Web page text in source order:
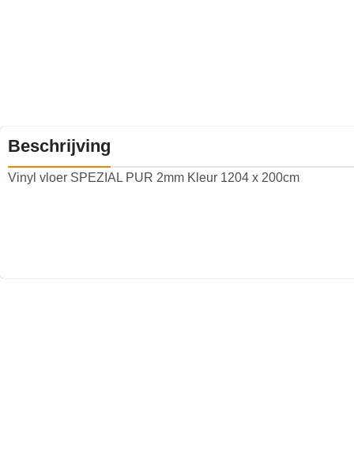
Beschrijving
Vinyl vloer SPEZIAL PUR 2mm Kleur 1204 x 200cm